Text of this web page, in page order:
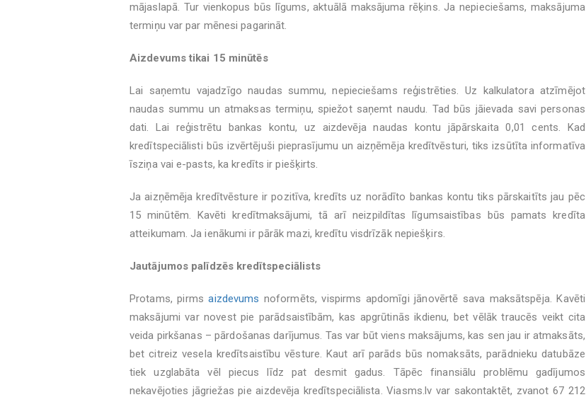
mājaslapā. Tur vienkopus būs līgums, aktuālā maksājuma rēķins. Ja nepieciešams, maksājuma
termiņu var par mēnesi pagarināt.
Aizdevums tikai 15 minūtēs
Lai saņemtu vajadzīgo naudas summu, nepieciešams reģistrēties. Uz kalkulatora atzīmējot
naudas summu un atmaksas termiņu, spiežot saņemt naudu. Tad būs jāievada savi personas
dati. Lai reģistrētu bankas kontu, uz aizdevēja naudas kontu jāpārskaita 0,01 cents. Kad
kredītspeciālisti būs izvērtējuši pieprasījumu un aizņēmēja kredītvēsturi, tiks izsūtīta informatīva
īsziņa vai e-pasts, ka kredīts ir piešķirts.
Ja aizņēmēja kredītvēsture ir pozitīva, kredīts uz norādīto bankas kontu tiks pārskaitīts jau pēc
15 minūtēm. Kavēti kredītmaksājumi, tā arī neizpildītas līgumsaistības būs pamats kredīta
atteikumam. Ja ienākumi ir pārāk mazi, kredītu visdrīzāk nepiešķirs.
Jautājumos palīdzēs kredītspeciālists
Protams, pirmsaizdevums noformēts, vispirms apdomīgi jānovērtē sava maksātspēja. Kavēti
maksājumi var novest pie parādsaistībām, kas apgrūtinās ikdienu, bet vēlāk traucēs veikt cita
veida pirkšanas – pārdošanas darījumus. Tas var būt viens maksājums, kas sen jau ir atmaksāts,
bet citreiz vesela kredītsaistību vēsture. Kaut arī parāds būs nomaksāts, parādnieku datubāze
tiek uzglabāta vēl piecus līdz pat desmit gadus. Tāpēc finansiālu problēmu gadījumos
nekavējoties jāgriežas pie aizdevēja kredītspeciālista. Viasms.lv var sakontaktēt, zvanot 67 212
SIA Rolling kafijas aparātu noma: 5
iemesli, kāpēc tas ir gudrākais